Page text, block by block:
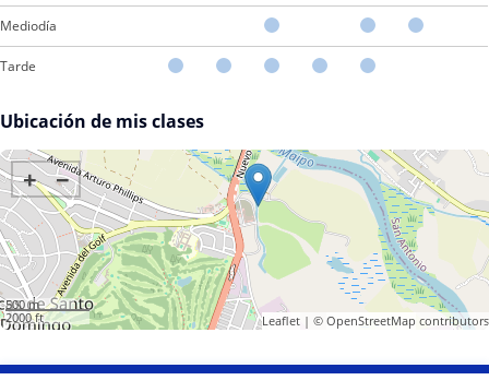
Mediodía
Tarde
Ubicación de mis clases
+ −
500 m
2000 ft
Leaflet| © OpenStreetMap contributors